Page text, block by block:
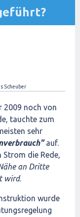
Scheuber
2009 noch von
tauchte zum
sehr
auf.
Strom die Rede,
an Dritte
wird.
wurde